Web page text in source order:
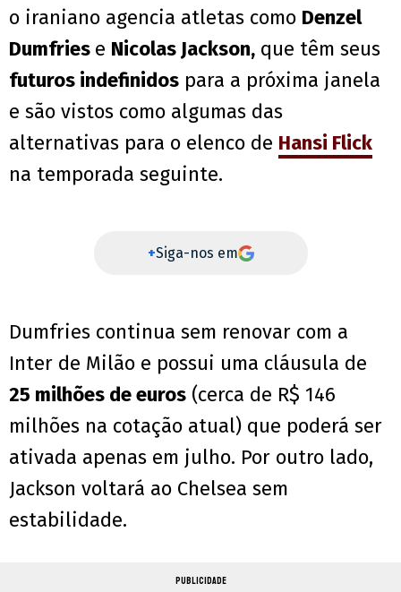
o iraniano agencia atletas como Denzel
Dumfries e Nicolas Jackson, que têm seus
futuros indefinidos para a próxima janela
e são vistos como algumas das
alternativas para o elenco de Hansi Flick
na temporada seguinte.
+Siga-nos em
Dumfries continua sem renovar com a
Inter de Milão e possui uma cláusula de
25 milhões de euros (cerca de R$ 146
milhões na cotação atual) que poderá ser
ativada apenas em julho. Por outro lado,
Jackson voltará ao Chelsea sem
estabilidade.
PUBLICIDADE